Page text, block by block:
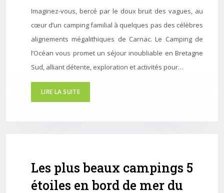
Imaginez-vous, bercé par le doux bruit des vagues, au
cœur d’un camping familial à quelques pas des célèbres
alignements mégalithiques de Carnac. Le Camping de
l’Océan vous promet un séjour inoubliable en Bretagne
Sud, alliant détente, exploration et activités pour…
LIRE LA SUITE
Les plus beaux campings 5
étoiles en bord de mer du